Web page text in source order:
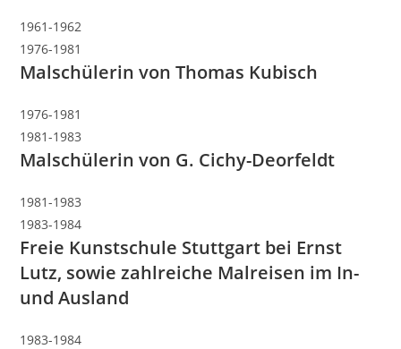
1961-1962
1976-1981
Malschülerin von Thomas Kubisch
1976-1981
1981-1983
Malschülerin von G. Cichy-Deorfeldt
1981-1983
1983-1984
Freie Kunstschule Stuttgart bei Ernst
Lutz, sowie zahlreiche Malreisen im In-
und Ausland
1983-1984